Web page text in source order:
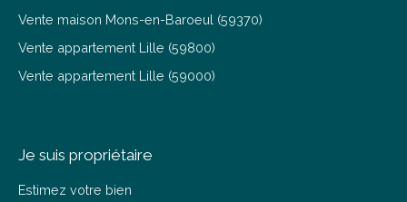
Vente maison Mons-en-Baroeul (59370)
Vente appartement Lille (59800)
Vente appartement Lille (59000)
Je suis propriétaire
Estimez votre bien